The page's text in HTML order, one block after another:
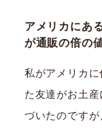
アメリカにあ
が通販の倍の
私がアメリカ
た友達がお土
づいたのです